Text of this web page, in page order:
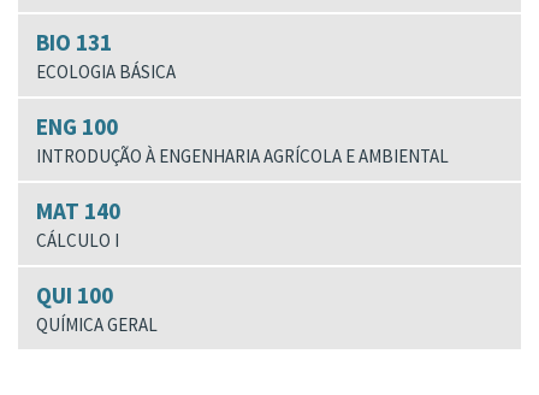
BIO 131
ECOLOGIA BÁSICA
ENG 100
INTRODUÇÃO À ENGENHARIA AGRÍCOLA E AMBIENTAL
MAT 140
CÁLCULO I
QUI 100
QUÍMICA GERAL